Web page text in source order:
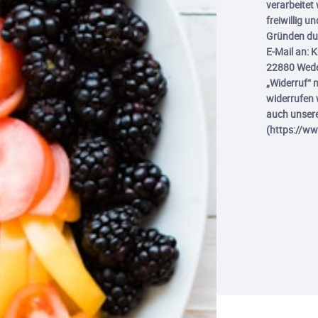
verarbeitet
freiwillig
Gründen
E-Mail an:
22880
„Widerruf“
widerrufen
auch
(https://